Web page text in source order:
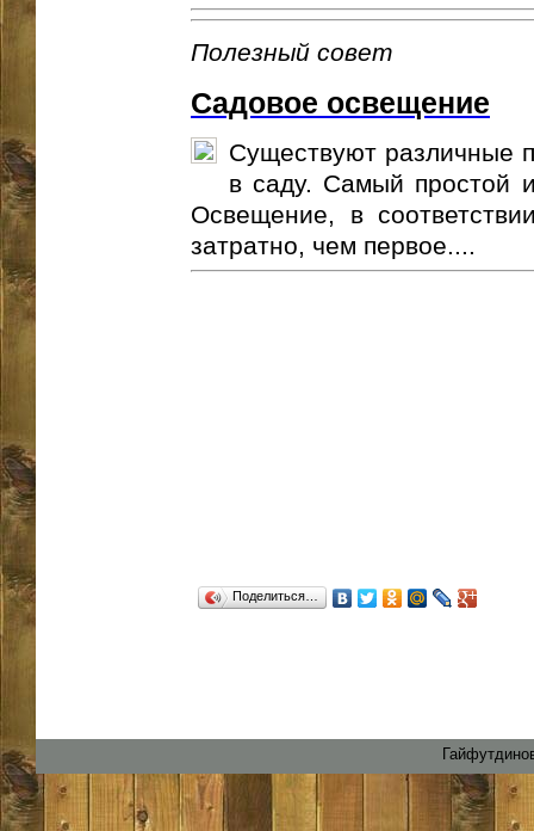
Полезный совет
Садовое освещение
Существуют различные
в саду. Самый простой
Освещение, в
затратно, чем первое....
Поделиться…